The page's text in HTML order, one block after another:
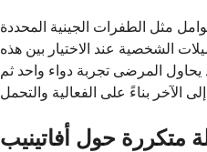
مثل الطفرات الجينية المحددة
الشخصية عند الاختيار بين هذه
يحاول المرضى تجربة دواء واحد ثم
متكررة حول أفاتينيب